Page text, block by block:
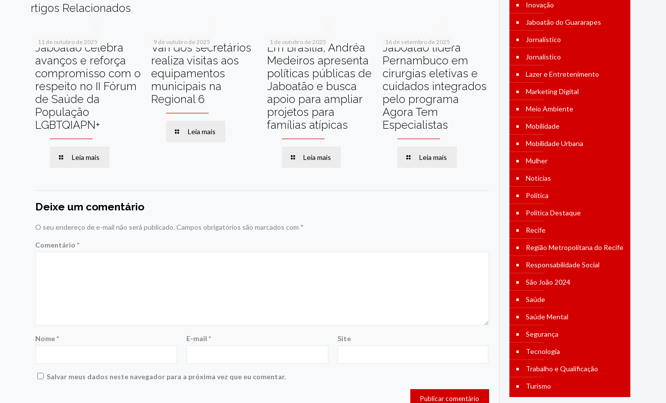
rtigos Relacionados
11 de outubro de 2025
Jaboatão celebra
avanços e reforça
compromisso com o
respeito no II Fórum
de Saúde da
População
LGBTQIAPN+
Leia mais
9 de outubro de 2025
Van dos secretários
realiza visitas aos
equipamentos
municipais na
Regional 6
Leia mais
1 de outubro de 2025
Em Brasília, Andréa
Medeiros apresenta
políticas públicas de
Jaboatão e busca
apoio para ampliar
projetos para
famílias atípicas
Leia mais
16 de setembro de 2025
Jaboatão lidera
Pernambuco em
cirurgias eletivas e
cuidados integrados
pelo programa
Agora Tem
Especialistas
Leia mais
Deixe um comentário
O seu endereço de e-mail não será publicado. Campos obrigatórios são marcados com *
Comentário*
Nome* E-mail* Site
Salvar meus dados neste navegador para a próxima vez que eu comentar.
Inovação
Jaboatão do Guararapes
Jornalístico
Jornalístico
Lazer e Entretenimento
Marketing Digital
Meio Ambiente
Mobilidade
Mobilidade Urbana
Mulher
Notícias
Política
Política Destaque
Recife
Região Metropolitana do Recife
Responsabilidade Social
São João 2024
Saúde
Saúde Mental
Segurança
Tecnologia
Trabalho e Qualificação
Turismo